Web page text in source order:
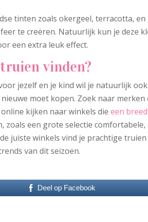
tinten zoals okergeel, terracotta,
te creëren. Natuurlijk kun je deze
een extra leuk effect.
vinden?
jezelf en je kind wil je natuurlijk
moet kopen. Zoek naar
kijken naar winkels dieeen
zoals een grote selectie
juiste winkels vind je prachtige
van dit seizoen.
Deel op Facebook